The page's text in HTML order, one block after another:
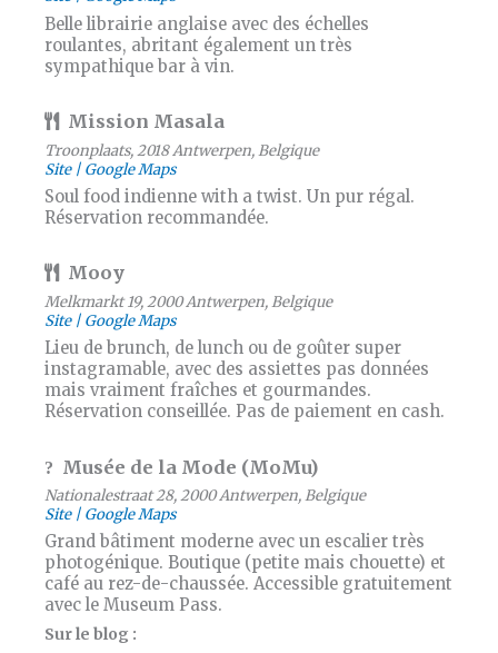
Belle librairie anglaise avec des échelles
roulantes, abritant également un très
sympathique bar à vin.
Mission Masala
Troonplaats, 2018 Antwerpen, Belgique
Site
Google Maps
Soul food indienne with a twist. Un pur régal.
Réservation recommandée.
Mooy
Melkmarkt 19, 2000 Antwerpen, Belgique
Site
Google Maps
Lieu de brunch, de lunch ou de goûter super
instagramable, avec des assiettes pas données
mais vraiment fraîches et gourmandes.
Réservation conseillée. Pas de paiement en cash.
Musée de la Mode (MoMu)
Nationalestraat 28, 2000 Antwerpen, Belgique
Site
Google Maps
Grand bâtiment moderne avec un escalier très
photogénique. Boutique (petite mais chouette) et
café au rez-de-chaussée. Accessible gratuitement
avec le Museum Pass.
Sur le blog :